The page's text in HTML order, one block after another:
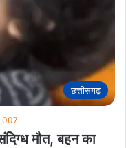
छत्तीसगढ़
मौत, बहन का